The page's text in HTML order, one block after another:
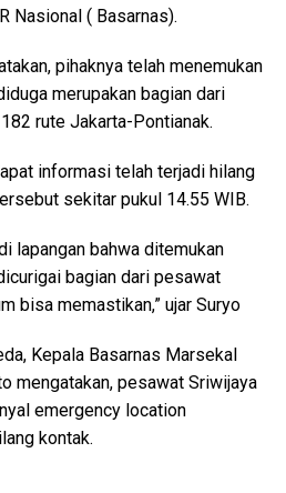
Nasional ( Basarnas).
pihaknya telah menemukan
merupakan bagian dari
rute Jakarta-Pontianak.
informasi telah terjadi hilang
sekitar pukul 14.55 WIB.
lapangan bahwa ditemukan
bagian dari pesawat
bisa memastikan,” ujar Suryo
Kepala Basarnas Marsekal
mengatakan, pesawat Sriwijaya
emergency location
kontak.